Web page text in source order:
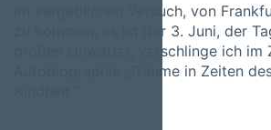
Im vergeblichen Versuch, von
zu kommen, es ist der 3. Juni, der
großen Unwetter, verschlinge ich im
Autobiographie „Träume in Zeiten